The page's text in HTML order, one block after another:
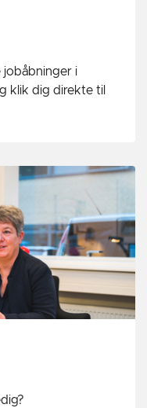
i
klik dig direkte til